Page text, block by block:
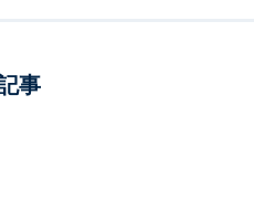
にボカロPの「ハチ」とし
津玄師」としてアーティス
』は大ヒットを記録
事